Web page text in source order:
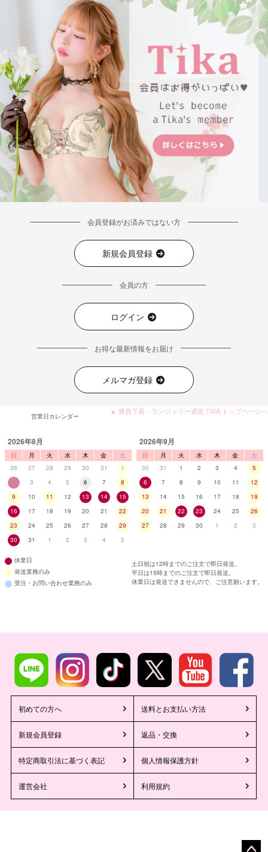
会員登録がお済みではない方
新規会員登録
会員の方
ログイン
お得な最新情報をお届け
メルマガ登録
▲ 勝負下着・ランジェリー通販 TIKA トップページへ
営業日カレンダー
2026年8月
日 月 火 水 木 金
土
26
27 28 29 30 31
1
2
3 4 5 6 7
8
9
10 11 12 13 14
15
16
17 18 19 20 21
22
23
24 25 26 27 28
29
30
31 1 2 3 4 5
2026年9月
日 月 火 水 木 金
土
30
31 1 2 3 4
5
6
7 8 9 10 11
12
13
14 15 16 17 18
19
20
21 22 23 24 25
26
27
28 29 30 1 2 3
休業日
発送業務のみ
受注・お問い合わせ業務のみ
土日祝は12時までのご注文で即日発送。
平日は15時までのご注文で即日発送。
休業日は発送できませんので、ご注意願います。
初めての方へ 送料とお支払い方法
新規会員登録 返品・交換
特定商取引法に基づく表記 個人情報保護方針
運営会社 利用規約